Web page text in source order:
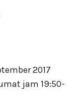
2017
jam 19:50-